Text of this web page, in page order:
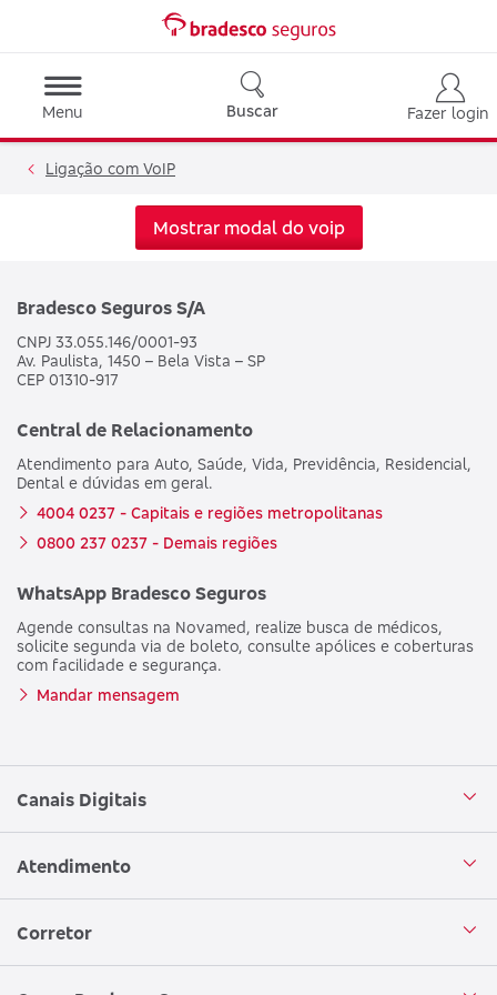
Menu Buscar Fazer login
Ligação com VoIP
Mostrar modal do voip
Bradesco Seguros S/A
CNPJ 33.055.146/0001-93
Av. Paulista, 1450 – Bela Vista – SP
CEP 01310-917
Central de Relacionamento
Atendimento para Auto, Saúde, Vida, Previdência, Residencial,
Dental e dúvidas em geral.
4004 0237 - Capitais e regiões metropolitanas
0800 237 0237 - Demais regiões
WhatsApp Bradesco Seguros
Agende consultas na Novamed, realize busca de médicos,
solicite segunda via de boleto, consulte apólices e coberturas
com facilidade e segurança.
Mandar mensagem
Canais Digitais
Aplicativo Bradesco Seguros
WhatsApp
Atendimento
Central de Atendimento
Corretor